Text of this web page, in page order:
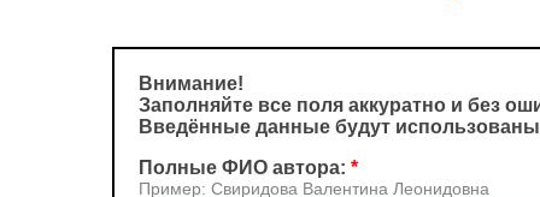
Внимание!
Заполняйте все поля аккуратно и без
Введённые данные будут
Полные ФИО автора: *
Пример: Свиридова Валентина Леонидовна